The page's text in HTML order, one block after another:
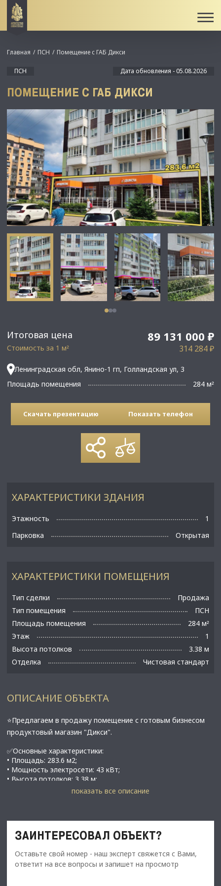
Итоговая цена 89 131 000 ₽
Стоимость за 1 м² 314 284 ₽
Ленинградская обл, Янино-1 гп, Голландская ул, 3
Площадь помещения
284 м²
Главная ПСН Помещение с ГАБ Дикси
ПСН Дата обновления - 05.08.2026
ПОМЕЩЕНИЕ С ГАБ ДИКСИ
Скачать презентацию Показать телефон
ХАРАКТЕРИСТИКИ ПОМЕЩЕНИЯ
Тип сделки
Продажа
Тип помещения
ПСН
Площадь помещения
284 м²
Этаж
1
Высота потолков
3.38 м
Отделка
Чистовая стандарт
ХАРАКТЕРИСТИКИ ЗДАНИЯ
Этажность
1
Парковка
Открытая
ОПИСАНИЕ ОБЪЕКТА
⭐Предлагаем в продажу помещение с готовым бизнесом
продуктовый магазин "Дикси".
✅Основные характеристики:
• Площадь: 283.6 м2;
• Мощность электросети: 43 кВт;
• Высота потолков: 3,38 м;
• Обширная зона парковки непосредственно напротив
• Городской пос. Янино-1, Голландская ул., 3;
показать все описание
ЗАИНТЕРЕСОВАЛ ОБЪЕКТ?
Оставьте свой номер - наш эксперт свяжется с Вами,
ответит на все вопросы и запишет на просмотр